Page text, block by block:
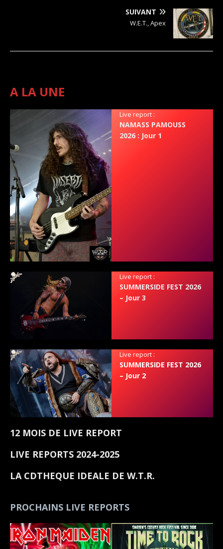
SUIVANT
W.E.T., Apex
A LA UNE
Live report :
NAMASS PAMOUSS
2026 : Jour 1
Live report :
SUMMERSIDE FEST 2026
– Jour 3
Live report :
SUMMERSIDE FEST 2026
– Jour 2
12 MOIS DE LIVE REPORT
LIVE REPORTS 2024-2025
LA CDTHEQUE IDEALE DE W.T.R.
PROCHAINS LIVE REPORTS